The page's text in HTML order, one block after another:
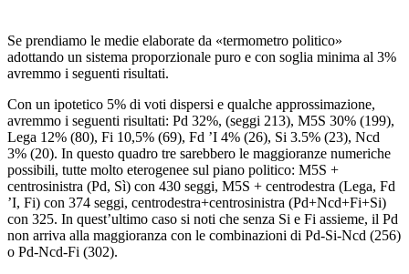
Se prendiamo le medie elaborate da «termometro politico»
adottando un sistema proporzionale puro e con soglia minima al 3%
avremmo i seguenti risultati.
Con un ipotetico 5% di voti dispersi e qualche approssimazione,
avremmo i seguenti risultati: Pd 32%, (seggi 213), M5S 30% (199),
Lega 12% (80), Fi 10,5% (69), Fd ’I 4% (26), Si 3.5% (23), Ncd
3% (20). In questo quadro tre sarebbero le maggioranze numeriche
possibili, tutte molto eterogenee sul piano politico: M5S +
centrosinistra (Pd, Sì) con 430 seggi, M5S + centrodestra (Lega, Fd
’I, Fi) con 374 seggi, centrodestra+centrosinistra (Pd+Ncd+Fi+Si)
con 325. In quest’ultimo caso si noti che senza Si e Fi assieme, il Pd
non arriva alla maggioranza con le combinazioni di Pd-Si-Ncd (256)
o Pd-Ncd-Fi (302).